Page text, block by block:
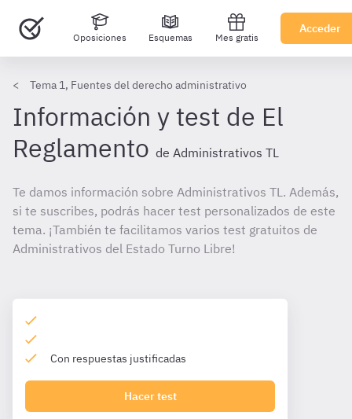
Oposiciones Esquemas Mes gratis
Acceder
Tema 1, Fuentes del derecho administrativo
Información y test de El
Reglamento de Administrativos TL
Te damos información sobre Administrativos TL. Además,
si te suscribes, podrás hacer test personalizados de este
tema. ¡También te facilitamos varios test gratuitos de
Administrativos del Estado Turno Libre!
Con respuestas justificadas
Hacer test